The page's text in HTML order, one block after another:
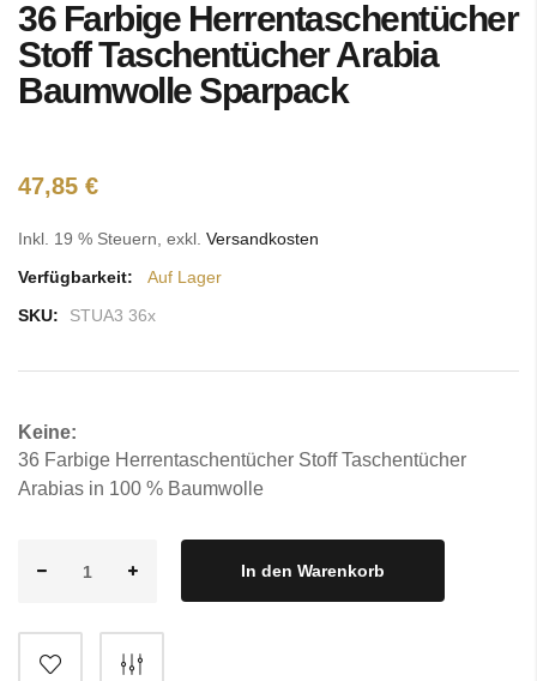
Anfang
der
Bildgalerie
springen
36 Farbige Herrentaschentücher
Stoff Taschentücher Arabia
Baumwolle Sparpack
47,85 €
Inkl. 19 % Steuern exkl. Versandkosten
Verfügbarkeit:
Auf Lager
SKU:
STUA3 36x
Keine:
36 Farbige Herrentaschentücher Stoff Taschentücher
Arabias in 100 % Baumwolle
In den Warenkorb